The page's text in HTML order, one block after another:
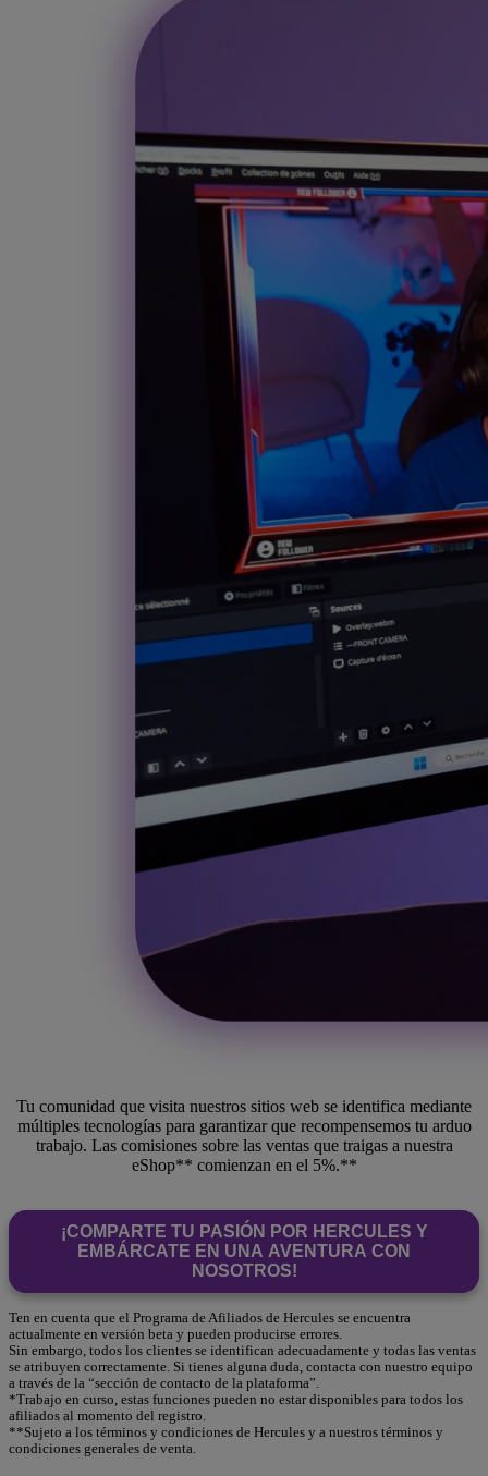
Tu comunidad que visita nuestros sitios web se identifica mediante
múltiples tecnologías para garantizar que recompensemos tu arduo
trabajo. Las comisiones sobre las ventas que traigas a nuestra
eShop** comienzan en el 5%.**
¡COMPARTE TU PASIÓN POR HERCULES Y
EMBÁRCATE EN UNA AVENTURA CON
NOSOTROS!
Ten en cuenta que el Programa de Afiliados de Hercules se encuentra
actualmente en versión beta y pueden producirse errores.
Sin embargo, todos los clientes se identifican adecuadamente y todas las ventas
se atribuyen correctamente. Si tienes alguna duda, contacta con nuestro equipo
a través de la “sección de contacto de la plataforma”.
*Trabajo en curso, estas funciones pueden no estar disponibles para todos los
afiliados al momento del registro.
**Sujeto a los términos y condiciones de Hercules y a nuestros términos y
condiciones generales de venta.